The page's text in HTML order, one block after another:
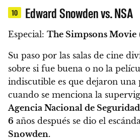
10 Edward Snowden vs. NSA
Especial: The Simpsons Movie
Su paso por las salas de cine
sobre si fue buena o no la
indiscutible es que dejaron
cuando se menciona la
Agencia Nacional de
6 años después se dio el
Snowden.